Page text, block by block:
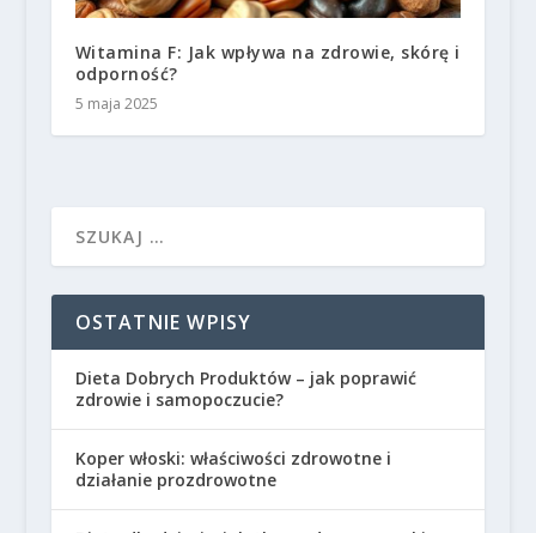
Witamina F: Jak wpływa na zdrowie, skórę i
odporność?
5 maja 2025
OSTATNIE WPISY
Dieta Dobrych Produktów – jak poprawić
zdrowie i samopoczucie?
Koper włoski: właściwości zdrowotne i
działanie prozdrowotne